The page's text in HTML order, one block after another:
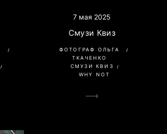
7 мая 2025
Смузи Квиз
ФОТОГРАФ ОЛЬГА
ТКАЧЕНКО
СМУЗИ КВИЗ
WHY NOT